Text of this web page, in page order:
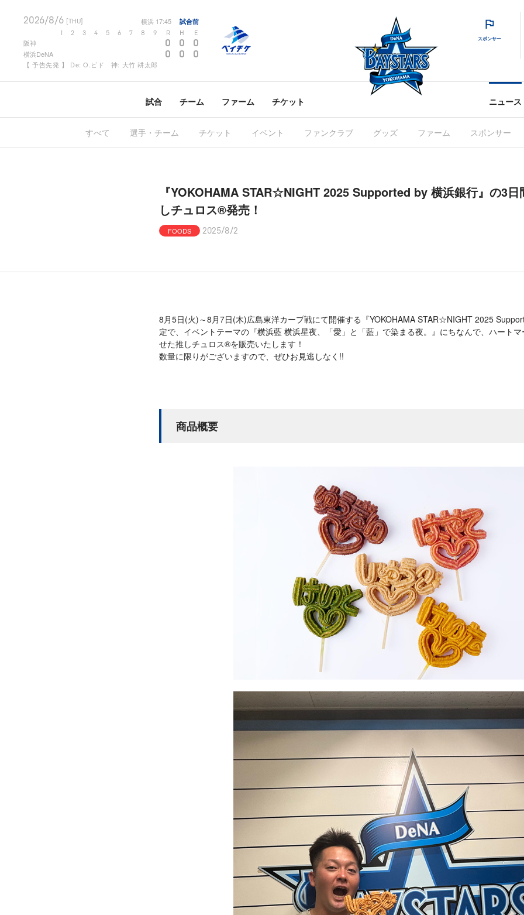
2026/8/6 [THU] 横浜 17:45 試合前
2 3 4 5 6 7 8 9 R H E
阪神 0 0 0
横浜DeNA 0 0 0
【 予告先発 】 De: O.ビド 神: 大竹 耕太郎
スポンサー
試合 チーム ファーム チケット ニュース
すべて 選手・チーム チケット イベント ファンクラブ グッズ ファーム スポンサー
『YOKOHAMA STAR☆NIGHT 2025 Supported by 横浜銀行』の3
しチュロス®発売！
FOODS 2025/8/2
8月5日(火)～8月7日(木)広島東洋カープ戦にて開催する『YOKOHAMA STAR☆NIGHT 2025
定で、イベントテーマの『横浜藍 横浜星夜、「愛」と「藍」で染まる夜。』にちなんで、ハート
せた推しチュロス®を販売いたします！
数量に限りがございますので、ぜひお見逃しなく!!
商品概要